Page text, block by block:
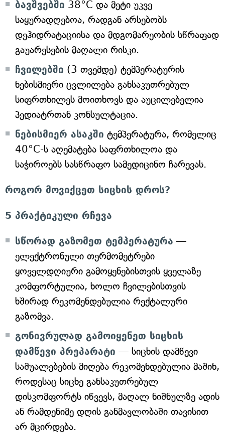
ბავშვებში 38°C და მეტი უკვე
საყურადღებოა, რადგან არსებობს
დეჰიდრატაციისა და მდგომარეობის სწრაფად
გაუარესების მაღალი რისკი.
ჩვილებში (3 თვემდე) ტემპერატურის
ნებისმიერი ცვლილება განსაკუთრებულ
სიფრთხილეს მოითხოვს და აუცილებელია
პედიატრთან კონსულტაცია.
ნებისმიერ ასაკში ტემპერატურა, რომელიც
40°C-ს აღემატება საფრთხილოა და
საჭიროებს სასწრაფო სამედიცინო ჩარევას.
როგორ მოვიქცეთ სიცხის დროს?
5 პრაქტიკული რჩევა
სწორად გაზომეთ ტემპერატურა —
ელექტრონული თერმომეტრები
ყოველდღიური გამოყენებისთვის ყველაზე
კომფორტულია, ხოლო ჩვილებისთვის
ხშირად რეკომენდებულია რექტალური
გაზომვა.
გონივრულად გამოიყენეთ სიცხის
დამწევი პრეპარატი — სიცხის დამწევი
საშუალებების მიღება რეკომენდებულია მაშინ,
როდესაც სიცხე განსაკუთრებულ
დისკომფორტს იწვევს, მაღალ ნიშნულზე ადის
ან რამდენიმე დღის განმავლობაში თავისით
არ მცირდება.